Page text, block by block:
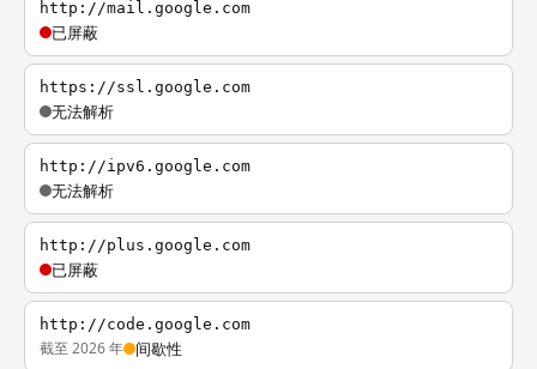
http://mail.google.com
已屏蔽
https://ssl.google.com
无法解析
http://ipv6.google.com
无法解析
http://plus.google.com
已屏蔽
http://code.google.com
截至 2026 年 间歇性